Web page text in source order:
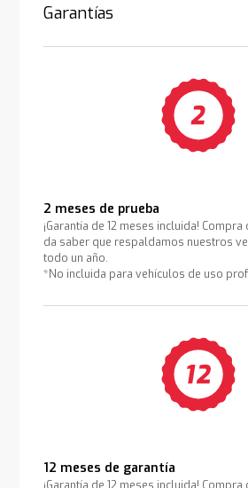
Garantías
2 meses de prueba
¡Garantía de 12 meses incluida!
da saber que respaldamos nuestros
todo un año.
*No incluida para vehículos de uso
12 meses de garantía
¡Garantía de 12 meses incluida!